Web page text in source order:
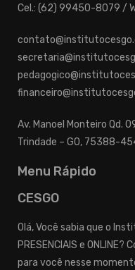
Cel.: (62) 99450-8079 /
Av. Manoel Monteiro Qd.
Trindade – GO, 75388-
Menu Rápido
CESGO
Olá, Você sabia que o
PRESENCIAIS e
para você nesse